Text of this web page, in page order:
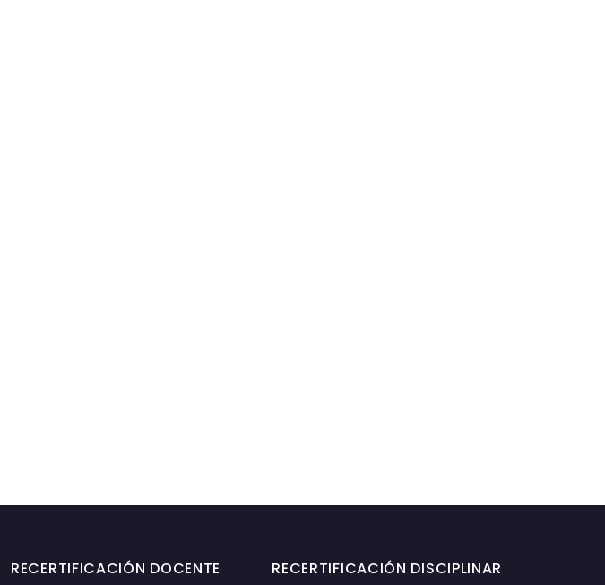
RECERTIFICACIÓN DOCENTE RECERTIFICACIÓN DISCIPLINAR